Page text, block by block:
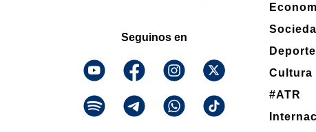
Seguinos en
Cultura
#ATR